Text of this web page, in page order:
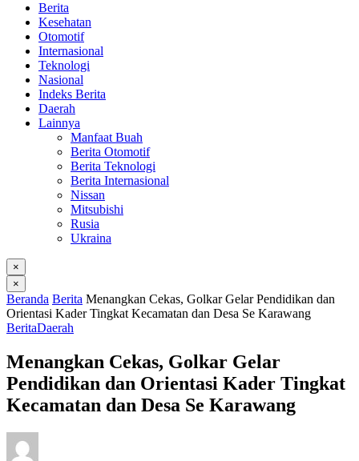
Berita
Kesehatan
Otomotif
Internasional
Teknologi
Nasional
Indeks Berita
Daerah
Lainnya
Manfaat Buah
Berita Otomotif
Berita Teknologi
Berita Internasional
Nissan
Mitsubishi
Rusia
Ukraina
×
×
Beranda Berita Menangkan Cekas, Golkar Gelar Pendidikan dan
Orientasi Kader Tingkat Kecamatan dan Desa Se Karawang
BeritaDaerah
Menangkan Cekas, Golkar Gelar
Pendidikan dan Orientasi Kader Tingkat
Kecamatan dan Desa Se Karawang